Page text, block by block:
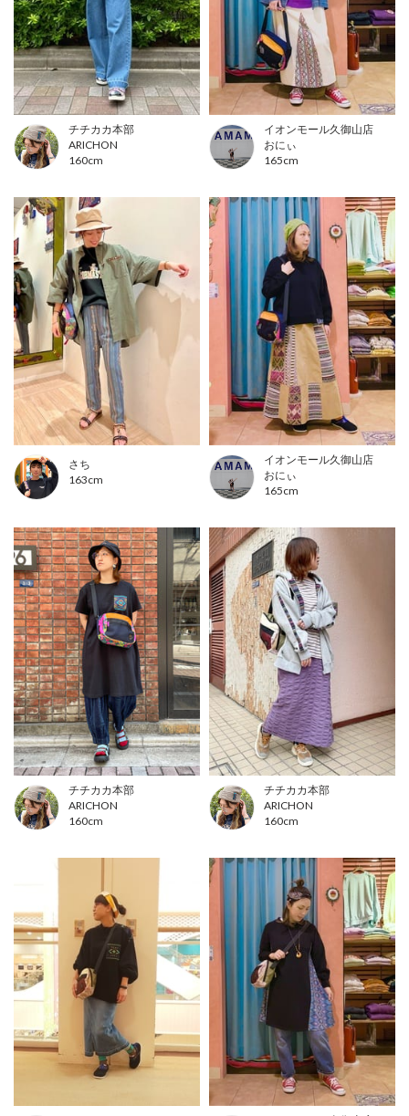
チチカカ本部
ARICHON
160cm
イオンモール久御山店
おにぃ
165cm
さち
163cm
イオンモール久御山店
おにぃ
165cm
チチカカ本部
ARICHON
160cm
チチカカ本部
ARICHON
160cm